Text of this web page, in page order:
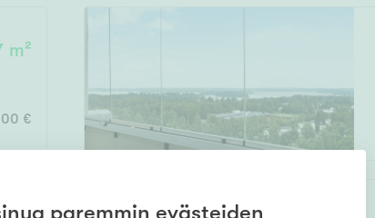
m²
€
paremmin evästeiden